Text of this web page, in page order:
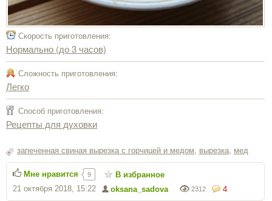
Скорость приготовления:
Нормально (до 3 часов)
Сложность приготовления:
Легко
Способ приготовления:
Рецепты для духовки
запеченная свиная вырезка с горчицей и медом вырезка мед
4
2312
oksana_sadova
21 октября 2018, 15:22
Мне нравится 9 В избранное